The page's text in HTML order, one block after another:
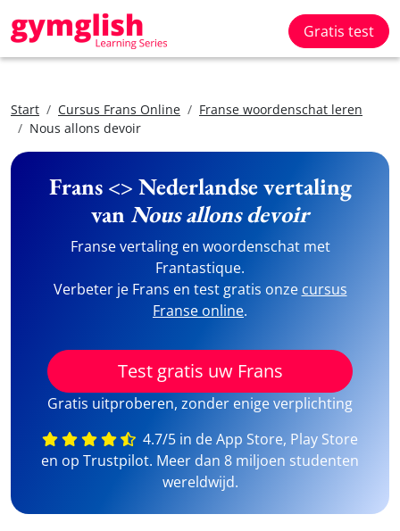
Gratis test
Start Cursus Frans Online
Franse woordenschat leren
Nous allons devoir
Frans <> Nederlandse vertaling
van Nous allons devoir
Franse vertaling en woordenschat met
Frantastique.
Verbeter je Frans en test gratis onze cursus
Franse online.
Test gratis uw Frans
Gratis uitproberen, zonder enige verplichting
4.7/5 in de App Store, Play Store
en op Trustpilot. Meer dan 8 miljoen studenten
wereldwijd.